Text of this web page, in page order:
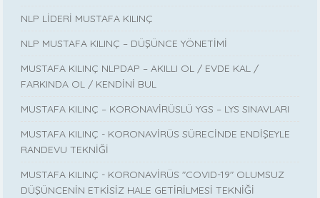
NLP LİDERİ MUSTAFA KILINÇ
NLP MUSTAFA KILINÇ – DÜŞÜNCE YÖNETİMİ
MUSTAFA KILINÇ NLPDAP – AKILLI OL / EVDE KAL /
FARKINDA OL / KENDİNİ BUL
MUSTAFA KILINÇ – KORONAVİRÜSLÜ YGS – LYS SINAVLARI
MUSTAFA KILINÇ - KORONAVİRÜS SÜRECİNDE ENDİŞEYLE
RANDEVU TEKNİĞİ
MUSTAFA KILINÇ - KORONAVİRÜS "COVID-19" OLUMSUZ
DÜŞÜNCENİN ETKİSİZ HALE GETİRİLMESİ TEKNİĞİ